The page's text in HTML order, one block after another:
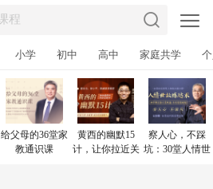
小学 初中 高中 家庭共学
给父母的36堂家
教通识课
黄西的幽默15
计，让你拉近关
察人心，不踩
坑：30堂人情世